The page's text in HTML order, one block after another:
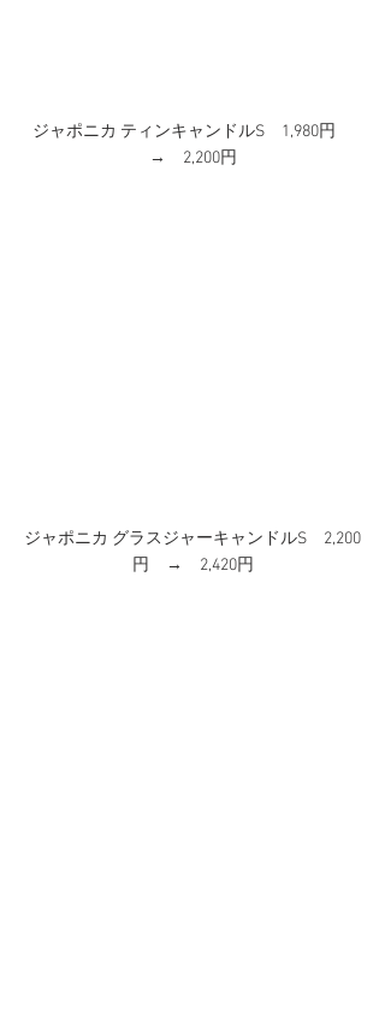
ジャポニカ ティンキャンドルS　1,980円
→　2,200円
ジャポニカ グラスジャーキャンドルS　2,200
円　→　2,420円